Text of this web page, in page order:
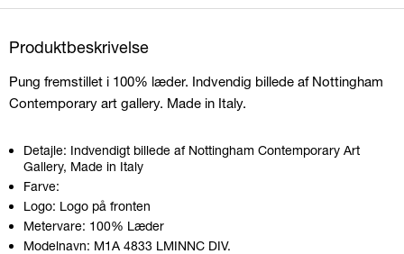
Produktbeskrivelse
Pung fremstillet i 100% læder. Indvendig billede af Nottingham
Contemporary art gallery. Made in Italy.
Detajle: Indvendigt billede af Nottingham Contemporary Art
Gallery, Made in Italy
Farve:
Logo: Logo på fronten
Metervare: 100% Læder
Modelnavn: M1A 4833 LMINNC DIV.